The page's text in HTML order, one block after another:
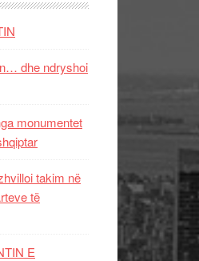
dhe ndryshoi
monumentet
takim në
të
E